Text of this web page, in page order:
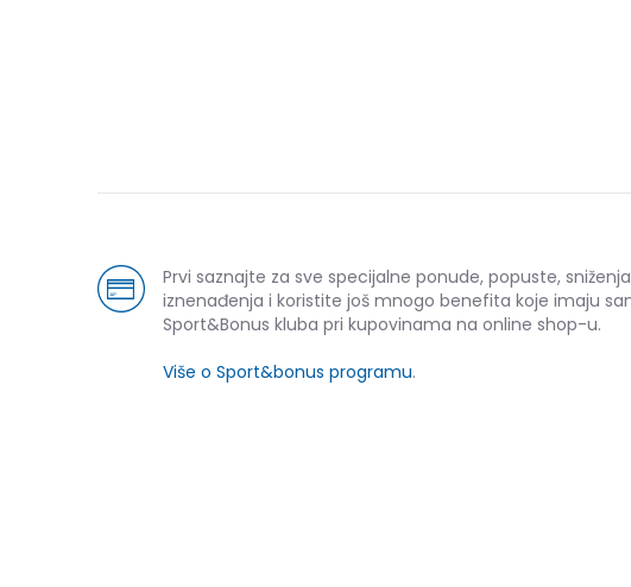
Prvi saznajte za sve specijalne ponude, popuste,
iznenađenja i koristite još mnogo benefita koje imaju
Sport&Bonus kluba pri kupovinama na online shop-u.
Više o Sport&bonus programu.